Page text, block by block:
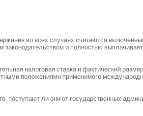
во всех случаях считаются
законодательством и полностью
налоговая ставка и фактический
положениями применимого
поступают ли они от государственных